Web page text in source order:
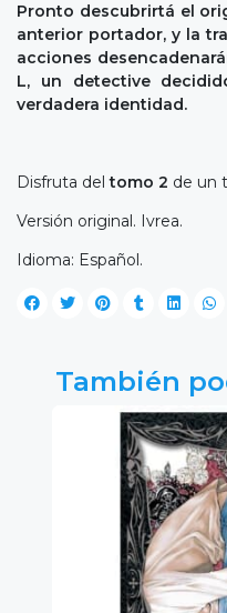
Pronto descubrirtá el
anterior portador, y la
acciones
L, un detective
verdadera identidad.
Disfruta deltomo 2 de un
Versión original. Ivrea.
Idioma: Español.
También